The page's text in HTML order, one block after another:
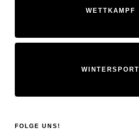
WETTKAMPF
WINTERSPORT
FOLGE UNS!